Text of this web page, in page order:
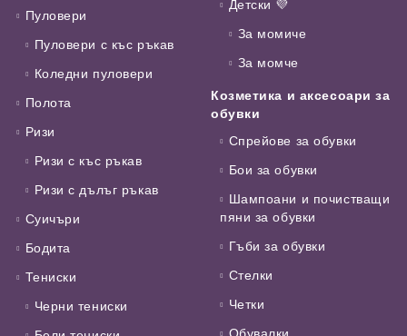
Пуловери
Пуловери с къс ръкав
Коледни пуловери
Полота
Ризи
Ризи с къс ръкав
Ризи с дълъг ръкав
Суичъри
Бодита
Тениски
Черни тениски
Детски 💜
За момиче
За момче
Козметика и аксесоари за
обувки
Спрейове за обувки
Бои за обувки
Шампоани и почистващи
пяни за обувки
Гъби за обувки
Стелки
Четки
Обувалки